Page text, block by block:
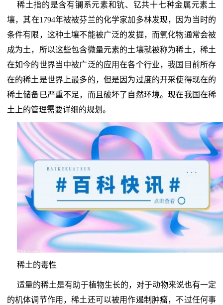
稀土指的是含有镧系元素和钪、钇共十七种金属元素土
壤，其在1794年被被芬兰的化学家加多林发现，因为当时的
条件有限，这种土壤不能被广泛的发掘，而氧化物通常会被
成为土，所以这些包含微量元素的土壤就被称为稀土，稀土
在如今的世界当中被广泛的应用在各个行业，我国目前所存
在的稀土是世界上最多的，但是因为过度的开采使得现在的
稀土储备已严重不足，而且破坏了自然环境。现在我国在稀
土上的管理需要详细的规划。
稀土的毒性
适量的稀土是有助于植物生长的，对于动物来说也有一定
的机体调节作用，稀土还可以被用作遏制肿瘤，不过任何事